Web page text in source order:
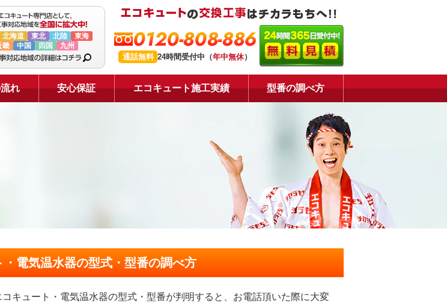
北海道 東北 北陸
東海
畿
中国 四国 九州 0120-808-886
通話無料 24時間受付中（年中無休）
れ 安心保証 エコキュート施工実績 型番の調べ方
・電気温水器の型式・型番の調べ方
キュート・電気温水器の型式・型番が判明すると、お電話頂いた際に大変